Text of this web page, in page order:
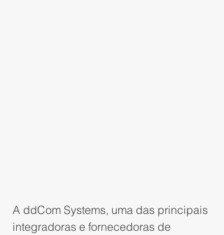
A ddCom Systems, uma das principais
integradoras e fornecedoras de